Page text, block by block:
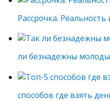
Рассрочка. Реальность
ли безнадежны
способов где взять